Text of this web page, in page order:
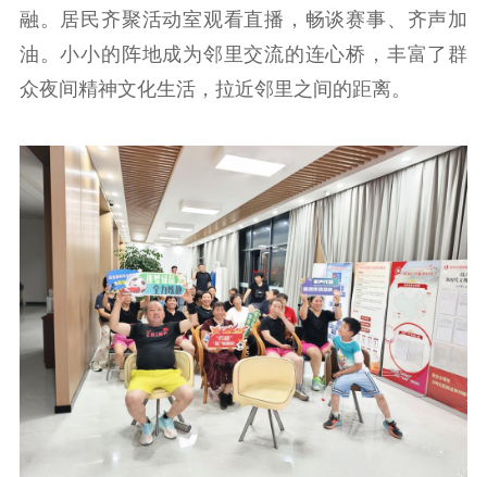
公共服务
新时代公民素养
新闻出版
作品著作权
科研创新
服务管理平台
智库服务
管理平台
文艺创作
服务管理
文化产业
统计分析
数字出版
审读服务
新闻发布工作备
案管理系统
电影
服务
理论宣讲
共建共享平台
政工继续教育学
习平台
责任编辑注册
业务申报系统
融。居民齐聚活动室观看直播，畅谈赛事、齐声加
油。小小的阵地成为邻里交流的连心桥，丰富了群
众夜间精神文化生活，拉近邻里之间的距离。